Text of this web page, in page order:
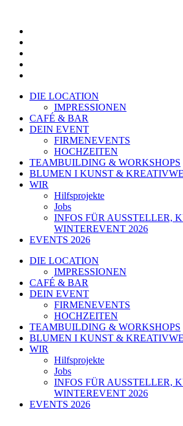
springen
DIE LOCATION
IMPRESSIONEN
CAFÉ & BAR
DEIN EVENT
FIRMENEVENTS
HOCHZEITEN
TEAMBUILDING & WORKSHOPS
BLUMEN I KUNST &
WIR
Hilfsprojekte
Jobs
INFOS FÜR AUSSTELLER,
WINTEREVENT 2026
EVENTS 2026
DIE LOCATION
IMPRESSIONEN
CAFÉ & BAR
DEIN EVENT
FIRMENEVENTS
HOCHZEITEN
TEAMBUILDING & WORKSHOPS
BLUMEN I KUNST &
WIR
Hilfsprojekte
Jobs
INFOS FÜR AUSSTELLER,
WINTEREVENT 2026
EVENTS 2026